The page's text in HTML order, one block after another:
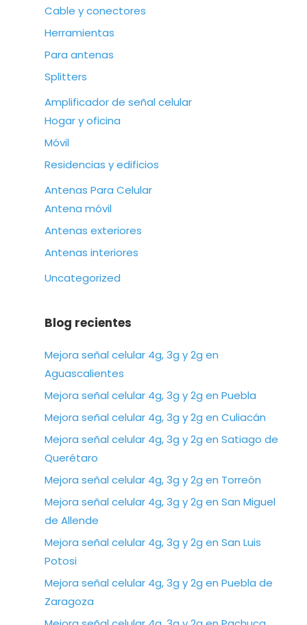
Cable y conectores
Herramientas
Para antenas
Splitters
Amplificador de señal celular
Hogar y oficina
Móvil
Residencias y edificios
Antenas Para Celular
Antena móvil
Antenas exteriores
Antenas interiores
Uncategorized
Blog recientes
Mejora señal celular 4g, 3g y 2g en
Aguascalientes
Mejora señal celular 4g, 3g y 2g en Puebla
Mejora señal celular 4g, 3g y 2g en Culiacán
Mejora señal celular 4g, 3g y 2g en Satiago de
Querétaro
Mejora señal celular 4g, 3g y 2g en Torreón
Mejora señal celular 4g, 3g y 2g en San Miguel
de Allende
Mejora señal celular 4g, 3g y 2g en San Luis
Potosi
Mejora señal celular 4g, 3g y 2g en Puebla de
Zaragoza